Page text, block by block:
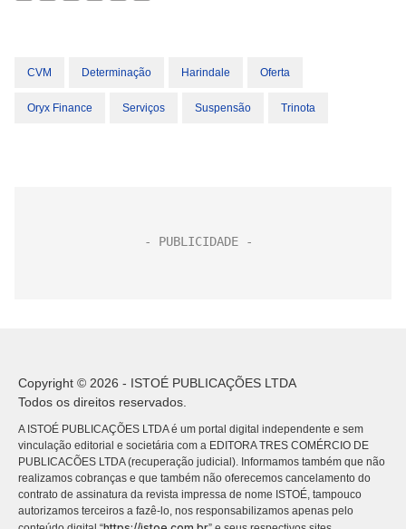
CVM Determinação Harindale Oferta
Oryx Finance Serviços Suspensão Trinota
Copyright © 2026 - ISTOÉ PUBLICAÇÕES LTDA
Todos os direitos reservados.
A ISTOÉ PUBLICAÇÕES LTDA é um portal digital independente e sem
vinculação editorial e societária com a EDITORA TRES COMÉRCIO DE
PUBLICACÕES LTDA (recuperação judicial). Informamos também que não
realizamos cobranças e que também não oferecemos cancelamento do
contrato de assinatura da revista impressa de nome ISTOÉ, tampouco
autorizamos terceiros a fazê-lo, nos responsabilizamos apenas pelo